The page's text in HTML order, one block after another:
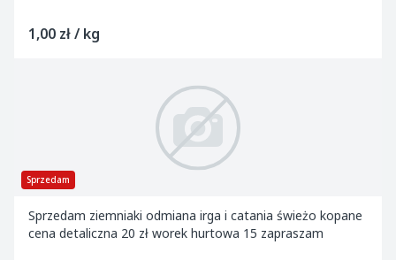
1,00 zł / kg
Sprzedam
Sprzedam ziemniaki odmiana irga i catania świeżo kopane
cena detaliczna 20 zł worek hurtowa 15 zapraszam